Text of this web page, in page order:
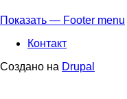
Footer
Показать — Footer menu
Контакт
Создано на Drupal